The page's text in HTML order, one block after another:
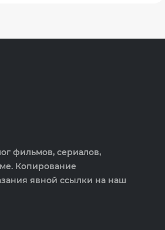
фильмов, сериалов,
Копирование
явной ссылки на наш